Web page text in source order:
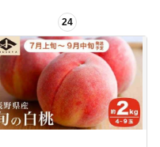
24